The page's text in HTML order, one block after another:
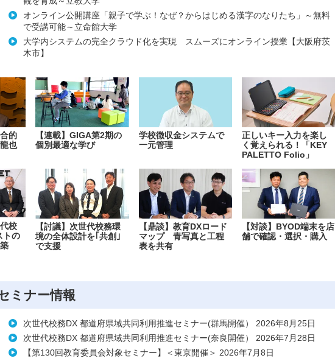
オンライン公開講座「親子で学ぶ！なぜ？からはじめる漢字のなりたち」～無料
で受講可能～立命館大学
大学内システムの完全クラウド化を実現 スムーズにオンライン授業【大阪府茨
木市】
的
也
【連載】GIGA第2期の
個別最適な学び
学校徴収金システムで
一元管理
正しいキー入力を楽し
く覚えられる！「KEY
PALETTO Folio」
校
トの
【討議】次世代校務環
境の全体設計を｢共創｣
で支援
【鼎談】教育DXロード
マップ 青写真と工程
表を共有
【対談】BYOD端末を店
舗で確認・選択・購入
ミナー情報
次世代校務DX 都道府県域共同利用推進セミナー(群馬開催） 2026年8月25日
次世代校務DX 都道府県域共同利用推進セミナー(奈良開催） 2026年7月28日
【第130回教育委員会対象セミナー】＜東京開催＞ 2026年7月8日